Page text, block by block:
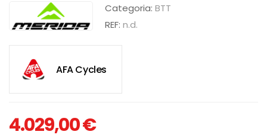
Categoria: BTT
REF: n.d.
AFA Cycles
4.029,00€